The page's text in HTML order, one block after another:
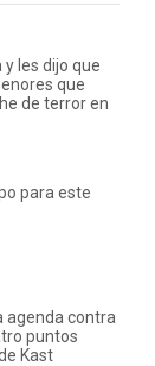
les dijo que
que
de terror en
para este
agenda contra
puntos
Kast